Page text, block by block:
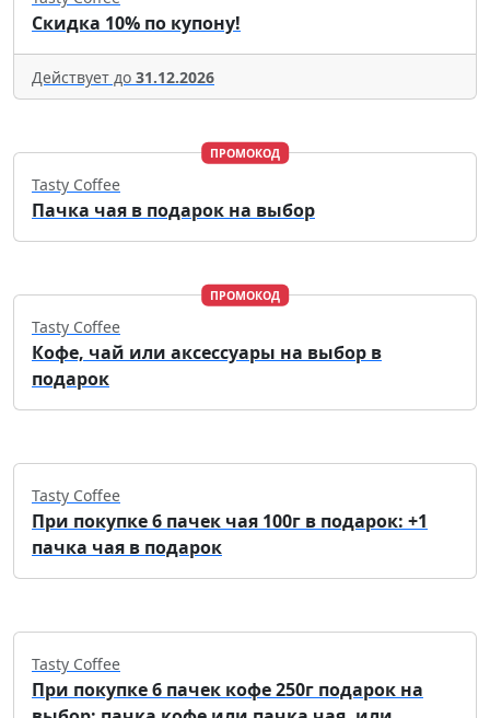
Скидка 10% по купону!
Действует до 31.12.2026
ПРОМОКОД
Tasty Coffee
Пачка чая в подарок на выбор
ПРОМОКОД
Tasty Coffee
Кофе, чай или аксессуары на выбор в
подарок
Tasty Coffee
При покупке 6 пачек чая 100г в подарок: +1
пачка чая в подарок
Tasty Coffee
При покупке 6 пачек кофе 250г подарок на